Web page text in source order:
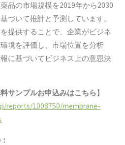
品の市場規模を2019年から2030
づいて推計と予測しています。
提供することで、企業がビジネ
境を評価し、市場位置を分析
に基づいてビジネス上の意思決
サンプルお申込みはこちら】
reports/1008750/membrane-